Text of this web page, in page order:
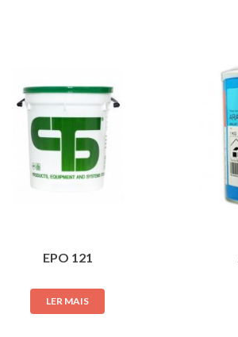
EPO 121
LER MAIS